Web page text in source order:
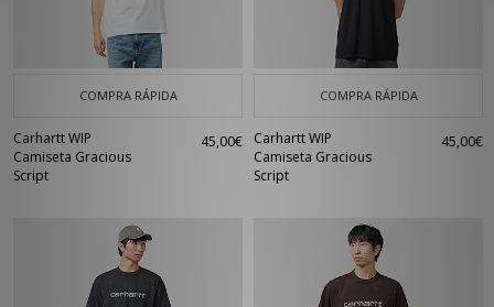
COMPRA RÁPIDA
Carhartt WIP
Camiseta Gracious
Script
45,00€
COMPRA RÁPIDA
Carhartt WIP
Camiseta Gracious
Script
45,00€